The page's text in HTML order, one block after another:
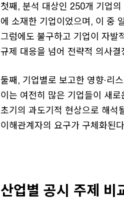
첫째, 분석 대상인 250개 기업
에 소재한 기업이었으며, 이 중
그럼에도 불구하고 기업이 자발
규제 대응을 넘어 전략적 의사
둘째, 기업별로 보고한 영향·리
이는 여전히 많은 기업들이 새
초기의 과도기적 현상으로 해석
이해관계자의 요구가 구체화된
산업별 공시 주제 비